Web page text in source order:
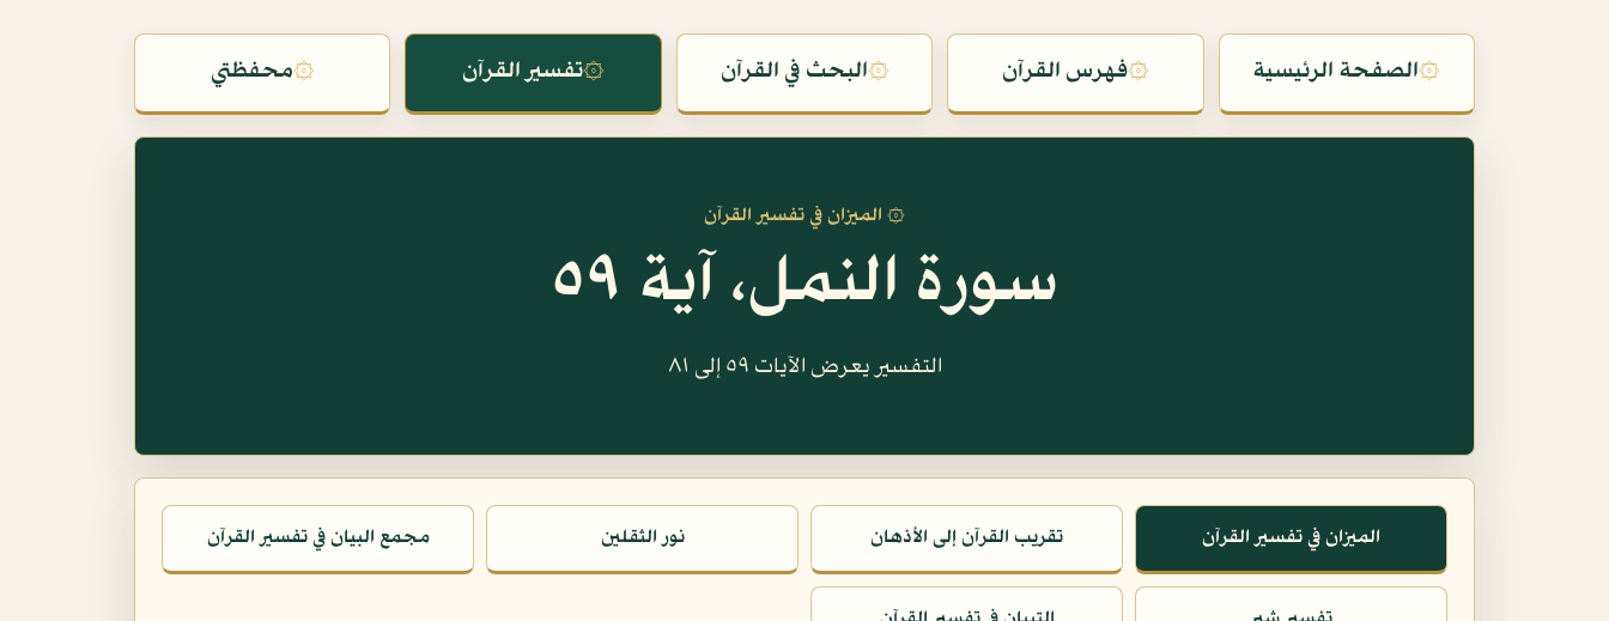
۞الصفحة الرئيسية ۞فهرس القرآن ۞البحث في القرآن ۞تفسير القرآن ۞محفظتي
۞ الميزان في تفسير القرآن
سورة النمل، آية ٥٩
التفسير يعرض الآيات ٥٩ إلى ٨١
الميزان في تفسير القرآن تقريب القرآن إلى الأذهان نور الثقلين مجمع البيان في تفسير القرآن